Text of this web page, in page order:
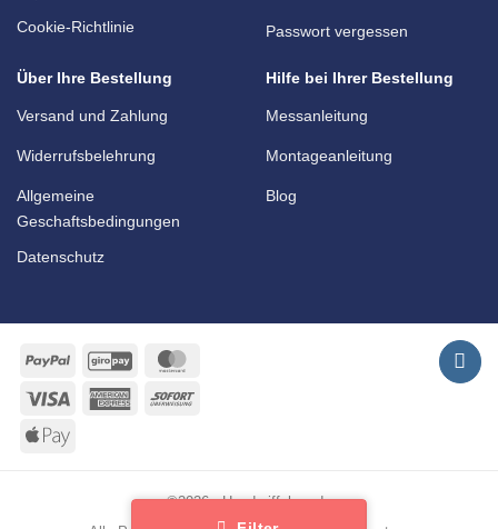
Cookie-Richtlinie
Passwort vergessen
Über Ihre Bestellung
Versand und Zahlung
Widerrufsbelehrung
Allgemeine
Geschaftsbedingungen
Datenschutz
Hilfe bei Ihrer Bestellung
Messanleitung
Montageanleitung
Blog
PayPal GiroPay
Visa
AmericanSofort
Apple
©2026 - Handgriffshop.de